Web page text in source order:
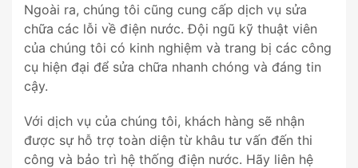
Ngoài ra, chúng tôi cũng cung cấp dịch vụ sửa
chữa các lỗi về điện nước. Đội ngũ kỹ thuật viên
của chúng tôi có kinh nghiệm và trang bị các công
cụ hiện đại để sửa chữa nhanh chóng và đáng tin
cậy.
Với dịch vụ của chúng tôi, khách hàng sẽ nhận
được sự hỗ trợ toàn diện từ khâu tư vấn đến thi
công và bảo trì hệ thống điện nước. Hãy liên hệ